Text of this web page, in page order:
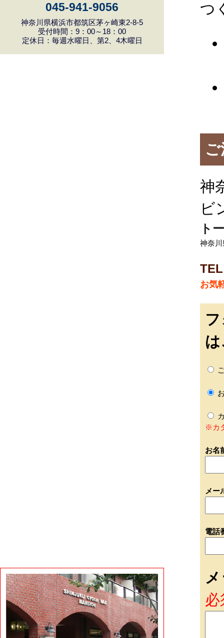
045-941-9056
神奈川県横浜市都筑区茅ヶ崎東2-8-5
受付時間：9：00～18：00
定休日：毎週水曜日、第2、4木曜日
つ
神
ビ
ト
神奈
お気
※カ
お名
メー
電話
必